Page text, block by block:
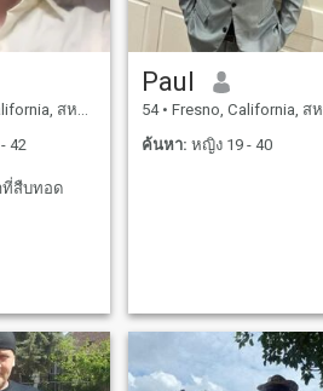
สหรัฐอเมริกา
42
ที่สืบทอด
Paul
54 • Fresno, California, สหรัฐอเมริกา
ค้นหา: หญิง 19 - 40